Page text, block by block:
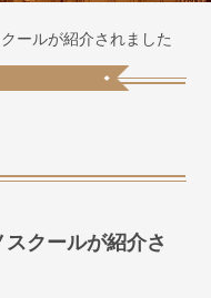
ールが紹介されました
クールが紹介さ